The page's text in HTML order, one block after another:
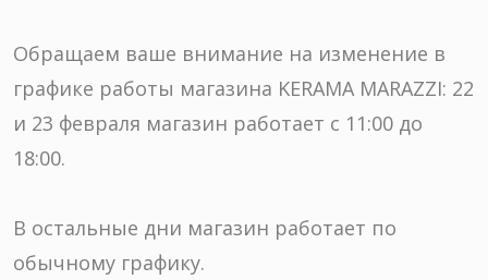
Обращаем ваше внимание на изменение в
графике работы магазина KERAMA MARAZZI: 22
и 23 февраля магазин работает с 11:00 до
18:00.
В остальные дни магазин работает по
обычному графику.